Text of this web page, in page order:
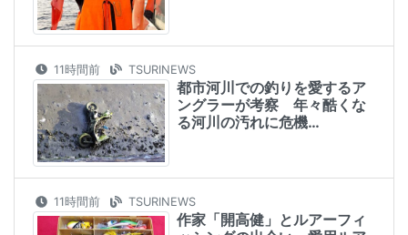
11時間前 TSURINEWS
都市河川での釣りを愛するア
ングラーが考察 年々酷くな
る河川の汚れに危機…
11時間前 TSURINEWS
作家「開高健」とルアーフィ